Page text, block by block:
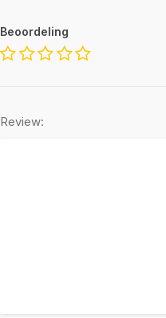
Beoordeling
Review: